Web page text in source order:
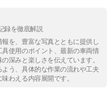
録を徹底解説
を、豊富な写真とともに提供し
使用のポイント、最新の車両情
深みと楽しさを伝えています。
う、具体的な作業の流れや工夫
わえる内容展開です。